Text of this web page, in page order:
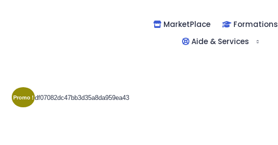
MarketPlace
Formations
Aide & Services
Promo !